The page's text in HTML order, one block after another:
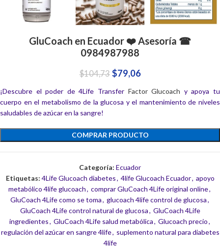
GluCoach en Ecuador ❤️ Asesoría ☎
0984987988
$104,73 $79,06
¡Descubre el poder de 4Life Transfer Factor Glucoach y apoya tu
cuerpo en el metabolismo de la glucosa y el mantenimiento de niveles
saludables de azúcar en la sangre!
COMPRAR PRODUCTO
Categoría: Ecuador
Etiquetas: 4Life Glucoach diabetes, 4life Glucoach Ecuador, apoyo
metabólico 4life glucoach, comprar GluCoach 4Life original online,
GluCoach 4Life como se toma, glucoach 4life control de glucosa,
GluCoach 4Life control natural de glucosa, GluCoach 4Life
ingredientes, GluCoach 4Life salud metabólica, Glucoach precio,
regulación del azúcar en sangre 4life, suplemento natural para diabetes
4life